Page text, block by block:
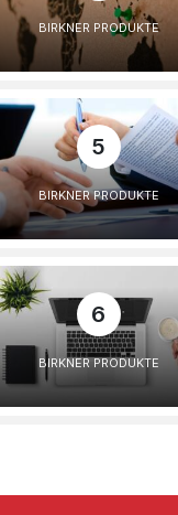
BIRKNER PRODUKTE
5
BIRKNER PRODUKTE
6
BIRKNER PRODUKTE